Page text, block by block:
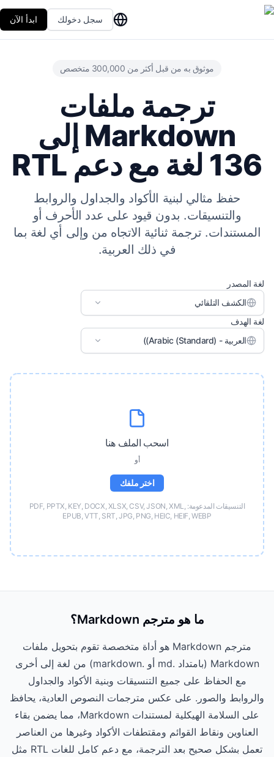
سجل دخولك ابدأ الآن
موثوق به من قبل أكثر من 300,000 متخصص
ترجمة ملفات
Markdown إلى
136 لغة مع دعم RTL
حفظ مثالي لبنية الأكواد والجداول والروابط
والتنسيقات. بدون قيود على عدد الأحرف أو
المستندات. ترجمة ثنائية الاتجاه من وإلى أي لغة بما
في ذلك العربية.
لغة المصدر
الكشف التلقائي
لغة الهدف
العربية - (Arabic (Standard))
اسحب الملف هنا
أو
اختر ملفك
التنسيقات المدعومة: PDF, PPTX, KEY, DOCX, XLSX, CSV, JSON, XML,
EPUB, VTT, SRT, JPG, PNG, HEIC, HEIF, WEBP
ما هو مترجم Markdown؟
مترجم Markdown هو أداة متخصصة تقوم بتحويل ملفات
Markdown (بامتداد .md أو .markdown) من لغة إلى أخرى
مع الحفاظ على جميع التنسيقات وبنية الأكواد والجداول
والروابط والصور. على عكس مترجمات النصوص العادية، يحافظ
على السلامة الهيكلية لمستندات Markdown، مما يضمن بقاء
العناوين ونقاط القوائم ومقتطفات الأكواد وغيرها من العناصر
تعمل بشكل صحيح بعد الترجمة، مع دعم كامل للغات RTL مثل